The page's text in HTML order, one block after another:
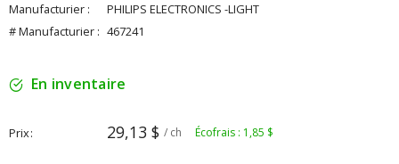
Manufacturier :
PHILIPS ELECTRONICS -LIGHT
# Manufacturier : 467241
En inventaire
Prix 29,13 $ / ch Écofrais : 1,85 $